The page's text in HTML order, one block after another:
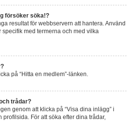
försöker söka!?
resultat för webbservern att hantera. Använd
specifik med termerna och med vilka
på “Hitta en medlem”-länken.
trådar?
genom att klicka på “Visa dina inlägg” i
För att söka efter dina trådar,